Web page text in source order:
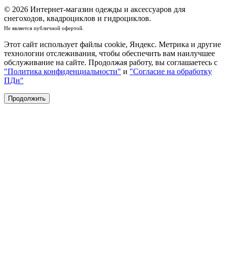
© 2026 Интернет-магазин одежды и аксессуаров для
снегоходов, квадроциклов и гидроциклов.
Не является публичной офертой.
Этот сайт использует файлы cookie, Яндекс. Метрика и другие
технологии отслеживания, чтобы обеспечить вам наилучшее
обслуживание на сайте. Продолжая работу, вы соглашаетесь с
"Политика конфиденциальности" и "Согласие на обработку
ПДн"
Продолжить